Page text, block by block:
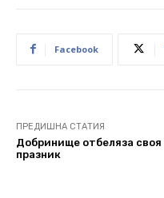
Facebook
ПРЕДИШНА СТАТИЯ
Добринище отбеляза своя
празник